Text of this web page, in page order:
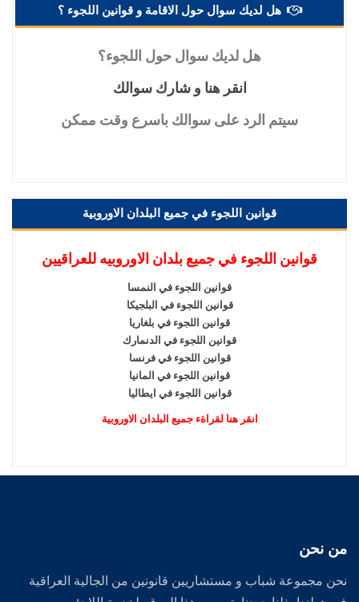
هل لديك سوال حول الاقامة و قوانين اللجوء ؟
هل لديك سوال حول اللجوء؟
انقر هنا و شارك سوالك
سيتم الرد على سوالك باسرع وقت ممكن
قوانين اللجوء في جميع البلدان الاوروبية
قوانين اللجوء في جميع بلدان الاوروبيه للعراقيين
قوانين اللجوء في النمسا
قوانين اللجوء في البلجيكا
قوانين اللجوء في بلغاريا
قوانين اللجوء في الدنمارك
قوانين اللجوء في فرنسا
قوانين اللجوء في المانيا
قوانين اللجوء في ايطاليا
انقر هنا لقراةء جميع البلدان الاوروبية
من نحن
نحن مجموعة شباب و مستشاريين قانونين من الجالية العراقية